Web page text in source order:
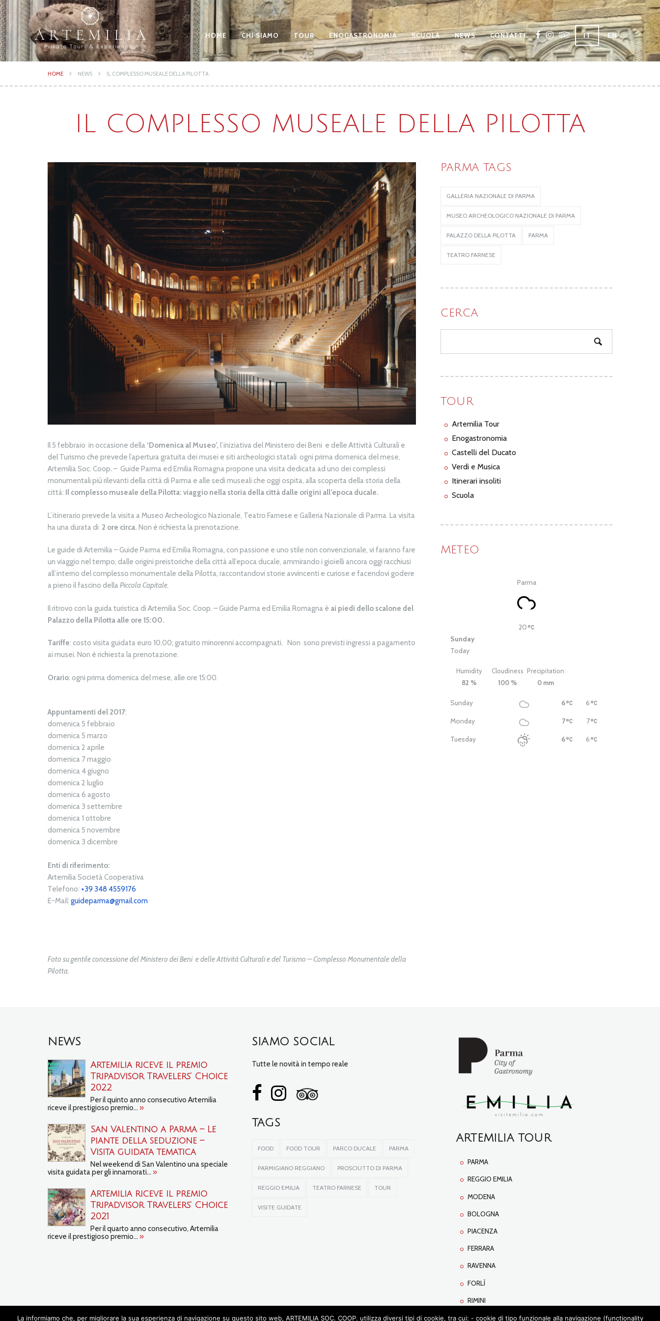
IT EN
HOME CHI SIAMO TOUR ENOGASTRONOMIA SCUOLA NEWS CONTATTI
HOME NEWS IL COMPLESSO MUSEALE DELLA PILOTTA
IL COMPLESSO MUSEALE DELLA PILOTTA
Il 5 febbraio in occasione della ‘Domenica al Museo’, l’iniziativa del Ministero dei Beni e delle Attività Culturali e
del Turismo che prevede l’apertura gratuita dei musei e siti archeologici statali ogni prima domenica del mese,
Artemilia Soc. Coop. – Guide Parma ed Emilia Romagna propone una visita dedicata ad uno dei complessi
monumentali più rilevanti della città di Parma e alle sedi museali che oggi ospita, alla scoperta della storia della
città: Il complesso museale della Pilotta: viaggio nella storia della città dalle origini all’epoca ducale.
L’itinerario prevede la visita a Museo Archeologico Nazionale, Teatro Farnese e Galleria Nazionale di Parma. La visita
ha una durata di 2 ore circa. Non è richiesta la prenotazione.
Le guide di Artemilia – Guide Parma ed Emilia Romagna, con passione e uno stile non convenzionale, vi faranno fare
un viaggio nel tempo, dalle origini preistoriche della città all’epoca ducale, ammirando i gioielli ancora oggi racchiusi
all’interno del complesso monumentale della Pilotta, raccontandovi storie avvincenti e curiose e facendovi godere
a pieno il fascino della Piccola Capitale.
Il ritrovo con la guida turistica di Artemilia Soc. Coop. – Guide Parma ed Emilia Romagna è ai piedi dello scalone del
Palazzo della Pilotta alle ore 15:00.
Tariffe: costo visita guidata euro 10,00; gratuito minorenni accompagnati. Non sono previsti ingressi a pagamento
ai musei. Non è richiesta la prenotazione.
Orario: ogni prima domenica del mese, alle ore 15:00.
Appuntamenti del 2017:
domenica 5 febbraio
domenica 5 marzo
domenica 2 aprile
domenica 7 maggio
domenica 4 giugno
domenica 2 luglio
domenica 6 agosto
domenica 3 settembre
domenica 1 ottobre
domenica 5 novembre
domenica 3 dicembre
Enti di riferimento:
Artemilia Società Cooperativa
Telefono: +39 348 4559176
E-Mail: guideparma@gmail.com
Foto su gentile concessione del Ministero dei Beni e delle Attività Culturali e del Turismo – Complesso Monumentale della
Pilotta.
PARMA TAGS
GALLERIA NAZIONALE DI PARMA
MUSEO ARCHEOLOGICO NAZIONALE DI PARMA
PALAZZO DELLA PILOTTA PARMA
TEATRO FARNESE
CERCA
TOUR
Artemilia Tour
Enogastronomia
Castelli del Ducato
Verdi e Musica
Itinerari insoliti
Scuola
METEO
Parma
20
Sunday
Today
Humidity
82 %
Cloudiness
100 %
Precipitation
0 mm
Sunday 6
6
Monday 7
7
Tuesday 6
6
NEWS
Artemilia riceve il premio
Tripadvisor Travelers’ Choice
2022
Per il quinto anno consecutivo Artemilia
riceve il prestigioso premio... »
San Valentino a Parma – Le
piante della seduzione –
Visita guidata tematica
Nel weekend di San Valentino una speciale
visita guidata per gli innamorati... »
Artemilia riceve il premio
Tripadvisor Travelers’ Choice
2021
Per il quarto anno consecutivo, Artemilia
riceve il prestigioso premio... »
SIAMO SOCIAL
Tutte le novità in tempo reale
TAGS
FOOD FOOD TOUR PARCO DUCALE PARMA
PARMIGIANO REGGIANO PROSCIUTTO DI PARMA
REGGIO EMILIA TEATRO FARNESE TOUR
VISITE GUIDATE
ARTEMILIA TOUR
PARMA
REGGIO EMILIA
MODENA
BOLOGNA
PIACENZA
FERRARA
RAVENNA
FORLÌ
RIMINI
La informiamo che, per migliorare la sua esperienza di navigazione su questo sito web, ARTEMILIA SOC. COOP. utilizza diversi tipi di cookie, tra cui: - cookie di tipo funzionale alla navigazione (functionality